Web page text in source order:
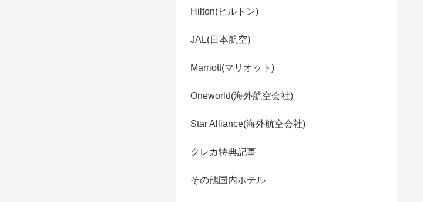
Hilton(ヒルトン)
JAL(日本航空)
Marriott(マリオット)
Oneworld(海外航空会社)
Star Alliance(海外航空会社)
クレカ特典記事
その他国内ホテル